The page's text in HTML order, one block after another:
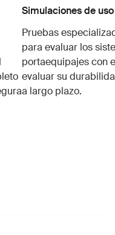
Simulaciones de
Pruebas
para evaluar los
portaequipajes con
evaluar su
a largo plazo.